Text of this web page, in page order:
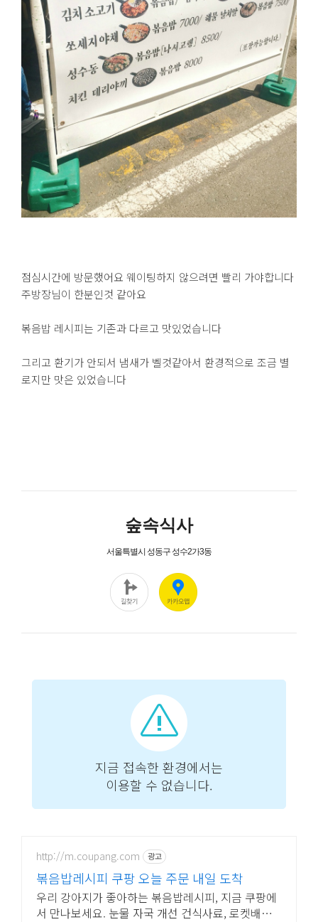
점심시간에 방문했어요 웨이팅하지 않으려면 빨리 가야합니다
주방장님이 한분인것 같아요
볶음밥 레시피는 기존과 다르고 맛있었습니다
그리고 환기가 안되서 냄새가 벨것같아서 환경적으로 조금 별
로지만 맛은 있었습니다
http://m.coupang.com 광고
볶음밥레시피 쿠팡 오늘 주문 내일 도착
우리 강아지가 좋아하는 볶음밥레시피, 지금 쿠팡에
서 만나보세요. 눈물 자국 개선 건식사료, 로켓배송